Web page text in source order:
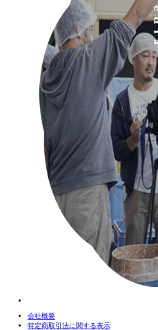
会社概要
特定商取引法に関する表示